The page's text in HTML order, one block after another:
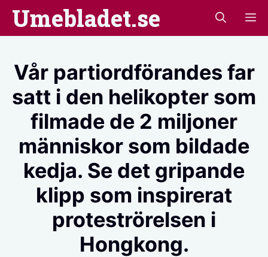
Hoppa
Umebladet.se
Vår partiordförandes far
satt i den helikopter som
filmade de 2 miljoner
människor som bildade
kedja. Se det gripande
klipp som inspirerat
proteströrelsen i
Hongkong.